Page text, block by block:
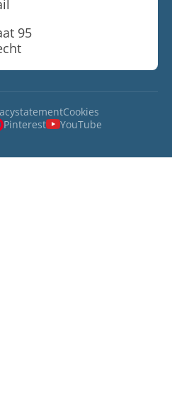
95
Cookies
Pinterest
YouTube